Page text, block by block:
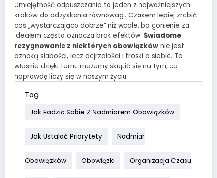
Umiejętność odpuszczania to jeden z najważniejszych
kroków do odzyskania równowagi. Czasem lepiej zrobić
coś „wystarczająco dobrze” niż wcale, bo gonienie za
ideałem często oznacza brak efektów. Świadome
rezygnowanie z niektórych obowiązków nie jest
oznaką słabości, lecz dojrzałości i troski o siebie. To
właśnie dzięki temu możemy skupić się na tym, co
naprawdę liczy się w naszym życiu.
Tag
Jak Radzić Sobie Z Nadmiarem Obowiązków
Jak Ustalać Priorytety Nadmiar
Obowiązków Obowiązki Organizacja Czasu